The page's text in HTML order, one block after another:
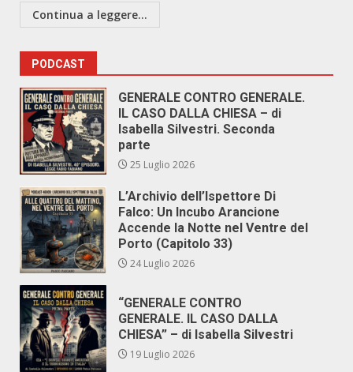
Continua a leggere...
PODCAST
GENERALE CONTRO GENERALE.
IL CASO DALLA CHIESA – di
Isabella Silvestri. Seconda
parte
25 Luglio 2026
L’Archivio dell’Ispettore Di
Falco: Un Incubo Arancione
Accende la Notte nel Ventre del
Porto (Capitolo 33)
24 Luglio 2026
“GENERALE CONTRO
GENERALE. IL CASO DALLA
CHIESA” – di Isabella Silvestri
19 Luglio 2026